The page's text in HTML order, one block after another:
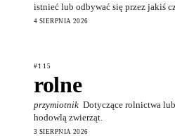
istnieć lub odbywać się przez jakiś
4 SIERPNIA 2026
#115
rolne
przymiotnik Dotyczące rolnictwa
hodowlą zwierząt.
3 SIERPNIA 2026